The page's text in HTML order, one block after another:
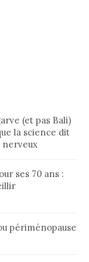
(et pas Bali)
la science dit
nerveux
ses 70 ans :
périménopause